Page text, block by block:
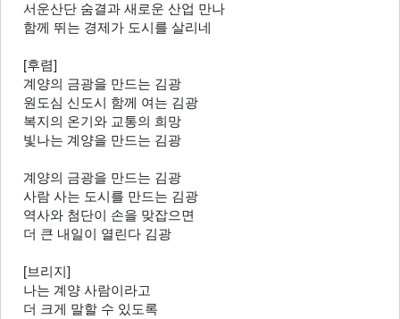
서운산단 숨결과 새로운 산업 만나
함께 뛰는 경제가 도시를 살리네
[후렴]
계양의 금광을 만드는 김광
원도심 신도시 함께 여는 김광
복지의 온기와 교통의 희망
빛나는 계양을 만드는 김광
계양의 금광을 만드는 김광
사람 사는 도시를 만드는 김광
역사와 첨단이 손을 맞잡으면
더 큰 내일이 열린다 김광
[브리지]
나는 계양 사람이라고
더 크게 말할 수 있도록